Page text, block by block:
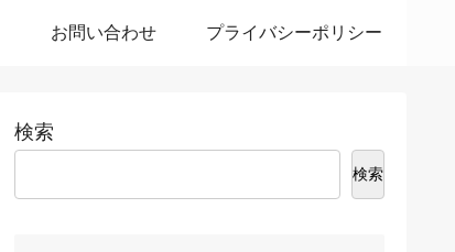
お問い合わせ プライバシーポリシー
検索
検索